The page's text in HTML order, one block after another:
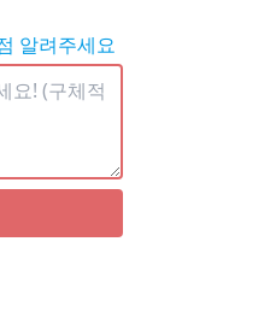
알려주세요